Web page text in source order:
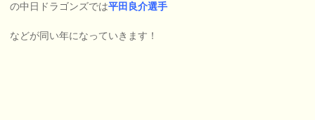
の中日ドラゴンズでは平田良介選手
などが同い年になっていきます！